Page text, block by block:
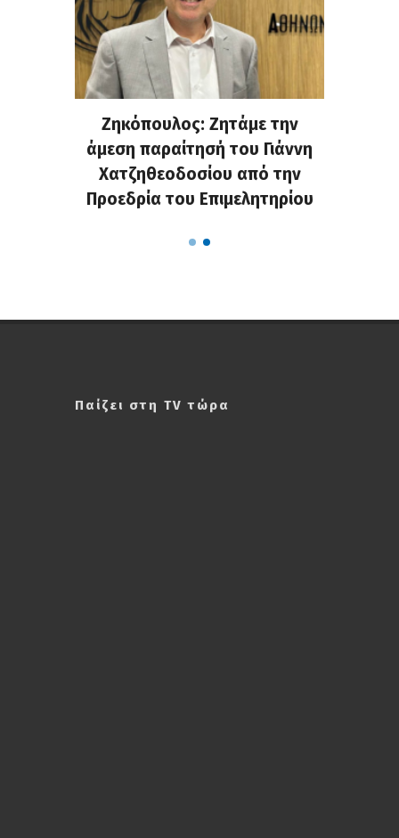
Ζηκόπουλος: Ζητάμε την
άμεση παραίτησή του Γιάννη
Χατζηθεοδοσίου από την
Προεδρία του Επιμελητηρίου
Παίζει στη TV τώρα